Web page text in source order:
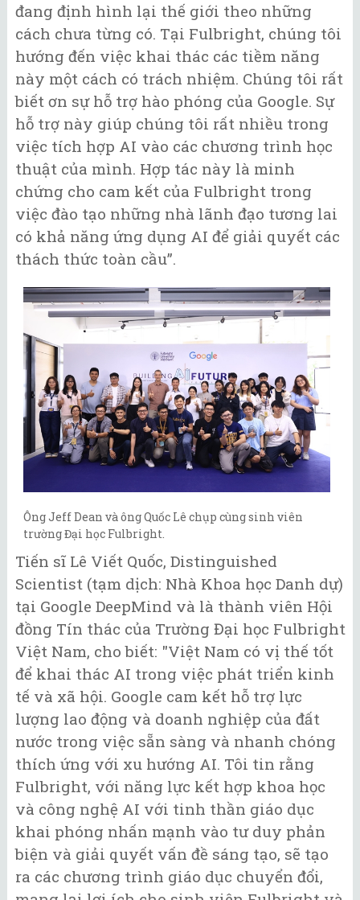
đang định hình lại thế giới theo những
cách chưa từng có. Tại Fulbright, chúng tôi
hướng đến việc khai thác các tiềm năng
này một cách có trách nhiệm. Chúng tôi rất
biết ơn sự hỗ trợ hào phóng của Google. Sự
hỗ trợ này giúp chúng tôi rất nhiều trong
việc tích hợp AI vào các chương trình học
thuật của mình. Hợp tác này là minh
chứng cho cam kết của Fulbright trong
việc đào tạo những nhà lãnh đạo tương lai
có khả năng ứng dụng AI để giải quyết các
thách thức toàn cầu”.
Ông Jeff Dean và ông Quốc Lê chụp cùng sinh viên
trường Đại học Fulbright.
Tiến sĩ Lê Viết Quốc, Distinguished
Scientist (tạm dịch: Nhà Khoa học Danh dự)
tại Google DeepMind và là thành viên Hội
đồng Tín thác của Trường Đại học Fulbright
Việt Nam, cho biết: "Việt Nam có vị thế tốt
để khai thác AI trong việc phát triển kinh
tế và xã hội. Google cam kết hỗ trợ lực
lượng lao động và doanh nghiệp của đất
nước trong việc sẵn sàng và nhanh chóng
thích ứng với xu hướng AI. Tôi tin rằng
Fulbright, với năng lực kết hợp khoa học
và công nghệ AI với tinh thần giáo dục
khai phóng nhấn mạnh vào tư duy phản
biện và giải quyết vấn đề sáng tạo, sẽ tạo
ra các chương trình giáo dục chuyển đổi,